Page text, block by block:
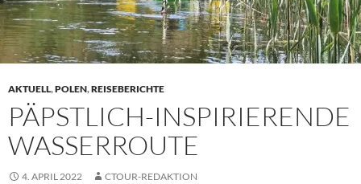
AKTUELL,POLEN,REISEBERICHTE
PÄPSTLICH-INSPIRIERENDE
WASSERROUTE
4. APRIL 2022 CTOUR-REDAKTION